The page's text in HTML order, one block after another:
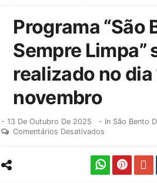
Programa “São
Sempre Limpa”
realizado no dia
novembro
-13 De Outubro De 2025 - In São Bento
Comentários Desativados